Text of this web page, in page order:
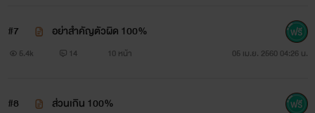
ทามไท ลูกครึ่ง ไทย เกาหลี อังกฤษ
#7 อย่าสำคัญตัวผิด 100%
5.4k 14 10 หน้า 05 เม.ย. 2560 04:26 น.
#8 ส่วนเกิน 100%